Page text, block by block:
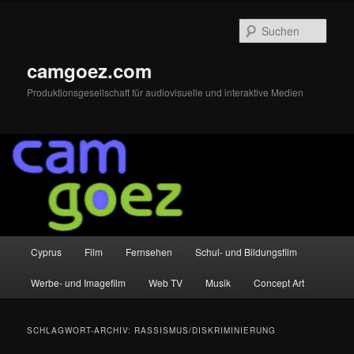
camgoez.com
Produktionsgesellschaft für audiovisuelle und interaktive Medien
Cyprus Film Fernsehen Schul- und Bildungsfilm
Werbe- und Imagefilm Web TV Musik Concept Art
SCHLAGWORT-ARCHIV: RASSISMUS/DISKRIMINIERUNG